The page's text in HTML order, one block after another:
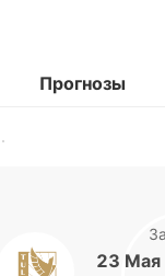
Прогнозы
23